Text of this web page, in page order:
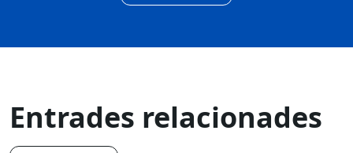
Entrades relacionades